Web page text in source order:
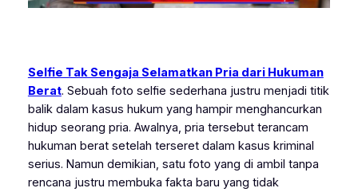
Selfie Tak Sengaja Selamatkan Pria dari Hukuman
Berat. Sebuah foto selfie sederhana justru menjadi titik
balik dalam kasus hukum yang hampir menghancurkan
hidup seorang pria. Awalnya, pria tersebut terancam
hukuman berat setelah terseret dalam kasus kriminal
serius. Namun demikian, satu foto yang di ambil tanpa
rencana justru membuka fakta baru yang tidak